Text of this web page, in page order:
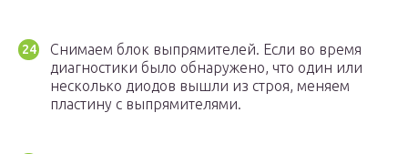
Снимаем блок выпрямителей. Если во время
диагностики было обнаружено, что один или
несколько диодов вышли из строя, меняем
пластину с выпрямителями.